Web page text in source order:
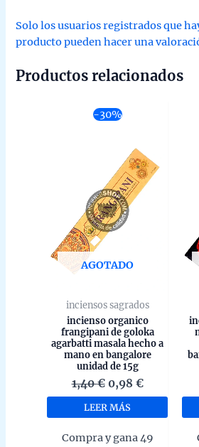
Solo los usuarios registrados que
producto pueden hacer una
Productos relacionados
-30%
AGOTADO
inciensos sagrados
incienso organico
frangipani de goloka
agarbatti masala hecho a
mano en bangalore
unidad de 15g
1,40€ El
precio
original
1,40 €.
0,98 €El
precio
0,98 €.
LEER MÁS
Compra y gana 49